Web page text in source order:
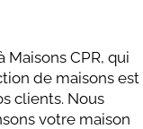
CPR, qui
de maisons est
clients. Nous
votre maison